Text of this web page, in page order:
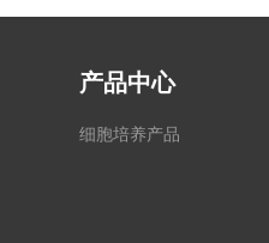
产品中心
细胞培养产品